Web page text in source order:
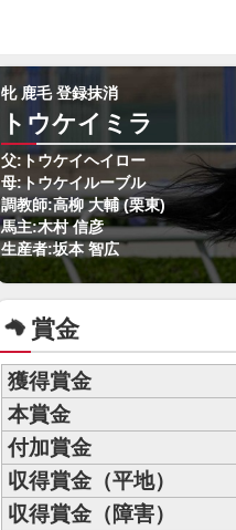
牝 鹿毛 登録抹消
トウケイミラ
父:トウケイヘイロー
母:トウケイルーブル
調教師:高柳 大輔 (栗東)
馬主:木村 信彦
生産者:坂本 智広
賞金
獲得賞金
本賞金
付加賞金
収得賞金（平地）
収得賞金（障害）